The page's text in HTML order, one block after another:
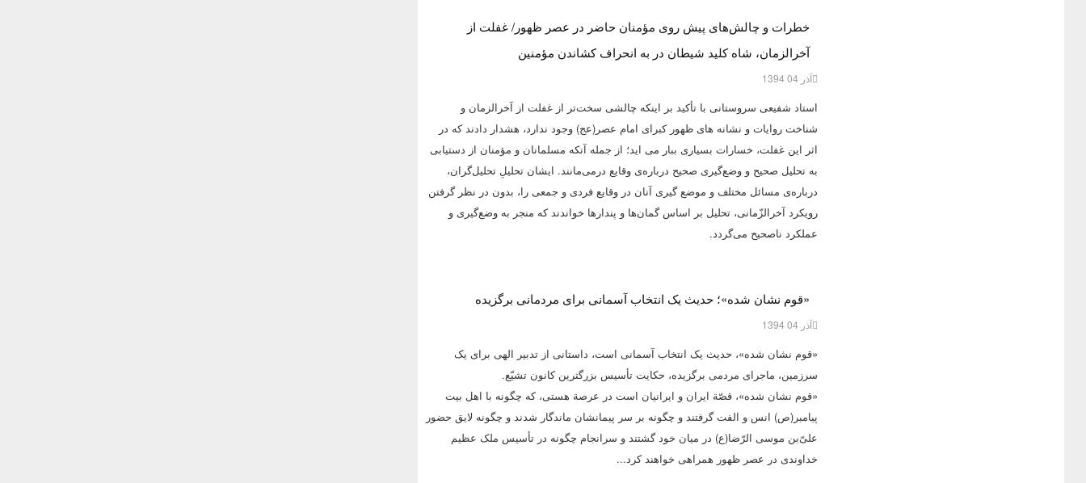
خطرات و چالش‌های پیش روی مؤمنان حاضر در عصر ظهور/ غفلت از
آخرالزمان، شاه کلید شیطان در به انحراف کشاندن مؤمنین
آذر 04 1394
استاد شفیعی سروستانی با تأکید بر اینکه چالشی سخت‌تر از غفلت از آخرالزمان و
شناخت روایات و نشانه های ظهور کبرای امام عصر(عج) وجود ندارد، هشدار دادند که در
اثر این غفلت، خسارات بسیاری ببار می اید؛ از جمله آنکه مسلمانان و مؤمنان از دستیابی
به تحلیل صحیح و وضع‌گیری صحیح درباره‌ی وقایع درمی‌مانند. ایشان تحلیلِ تحلیل‌گران،
درباره‌ی مسائل مختلف و موضع گیری آنان در وقایع فردی و جمعی را، بدون در نظر گرفتن
رویکرد آخرالزّمانی، تحلیل بر اساس گمان‌ها و پندارها خواندند که منجر به وضع‌گیری و
عملکرد ناصحیح می‌گردد.
«قوم نشان شده»؛ حدیث یک انتخاب آسمانی برای مردمانی برگزیده
آذر 04 1394
«قوم نشان شده»، حدیث یک انتخاب آسمانی است، داستانی از تدبیر الهی برای یک
سرزمین، ماجرای مردمی برگزیده، حکایت تأسیس بزرگترین کانون تشیّع.
«قوم نشان شده»، قصّة ایران و ایرانیان است در عرصة هستی، که چگونه با اهل بیت
پیامبر(ص) انس و الفت گرفتند و چگونه بر سر پیمانشان ماندگار شدند و چگونه لایق حضور
علی‌ّبن موسی الرّضا(ع) در میان خود گشتند و سرانجام چگونه در تأسیس ملک عظیم
خداوندی در عصر ظهور همراهی خواهند کرد...